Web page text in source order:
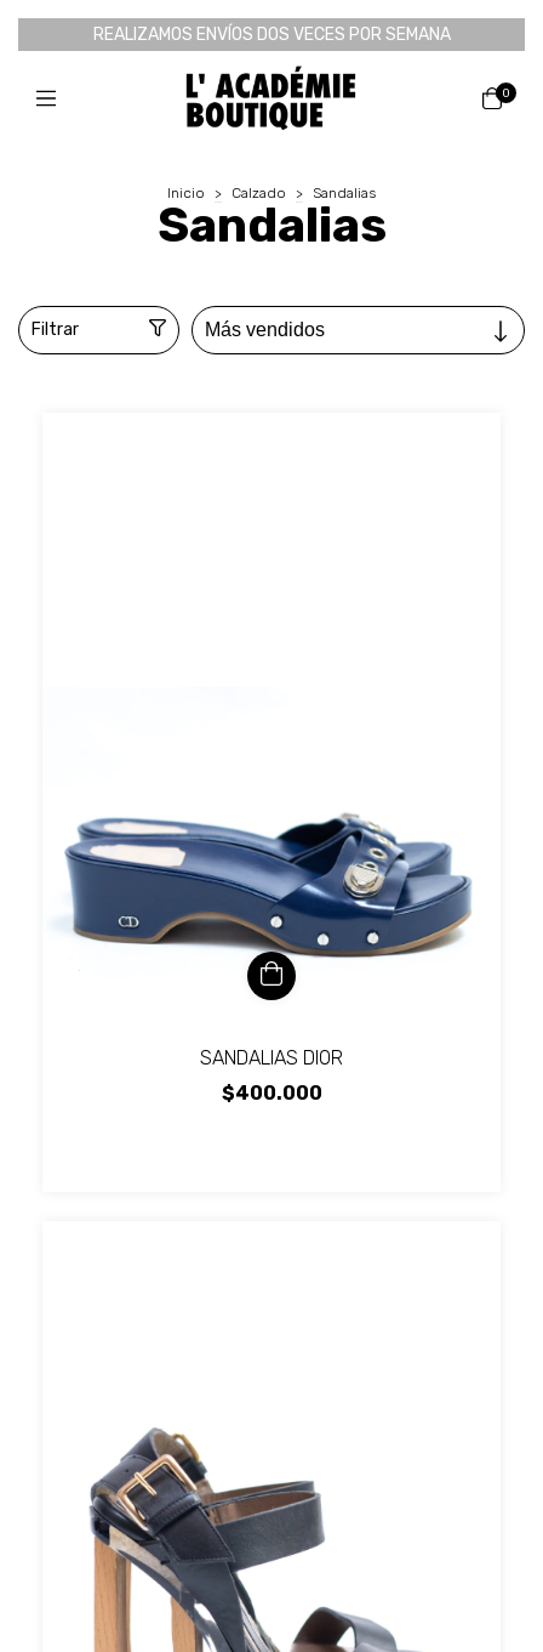
REALIZAMOS ENVÍOS DOS VECES POR SEMANA
0
Inicio > Calzado > Sandalias
Sandalias
Filtrar
SANDALIAS DIOR
$400.000